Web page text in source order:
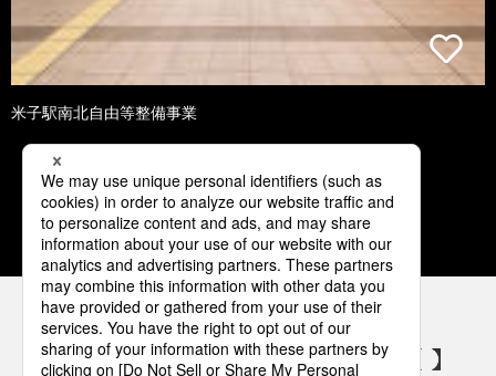
米子駅南北自由等整備事業
1 2 3 4 5
パナソニックの電気設備 SNSアカウント